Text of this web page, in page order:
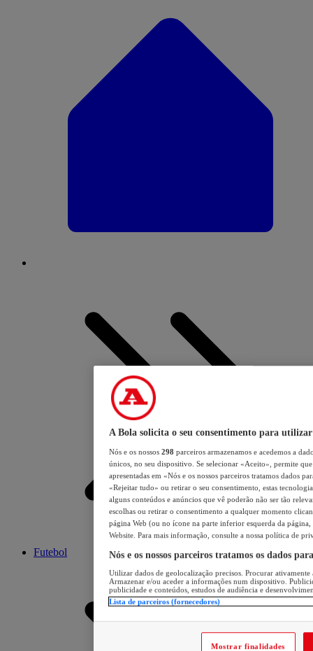
Futebol
A Bola solicita o seu consentimento para utilizar
Nós e os nossos 298 parceiros armazenamos e acedemos a
únicos, no seu dispositivo. Se selecionar «Aceito», permite
apresentadas em «Nós e os nossos parceiros tratamos dados
«Rejeitar tudo» ou retirar o seu consentimento, estas
alguns conteúdos e anúncios que vê poderão não ser tão
escolhas ou retirar o consentimento a qualquer momento
página Web (ou no ícone na parte inferior esquerda da página,
Website. Para mais informação, consulte a nossa política de
Nós e os nossos parceiros tratamos os dados
Utilizar dados de geolocalização precisos. Procurar
Armazenar e/ou aceder a informações num dispositivo.
publicidade e conteúdos, estudos de audiência e
Lista de parceiros (fornecedores)
Mostrar finalidades